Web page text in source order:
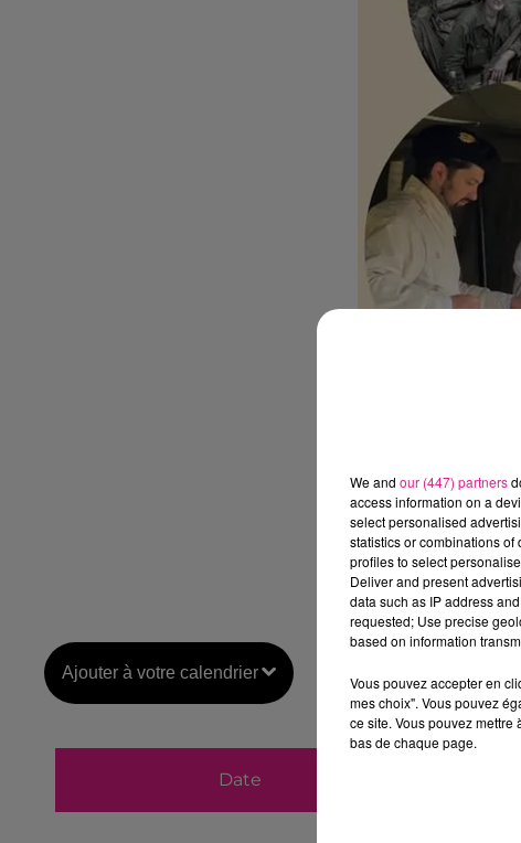
Ajouter à votre calendrier
Date
11
We and our (447) partners
access information on a
select personalised
statistics or combinations
profiles to select
Deliver and present
data such as IP address
requested; Use precise
based on information
Vous pouvez accepter en
mes choix". Vous pouvez
ce site. Vous pouvez
bas de chaque page.